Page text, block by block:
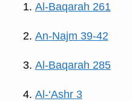
Al-Baqarah 261
An-Najm 39-42
Al-Baqarah 285
Al-‘Ashr 3